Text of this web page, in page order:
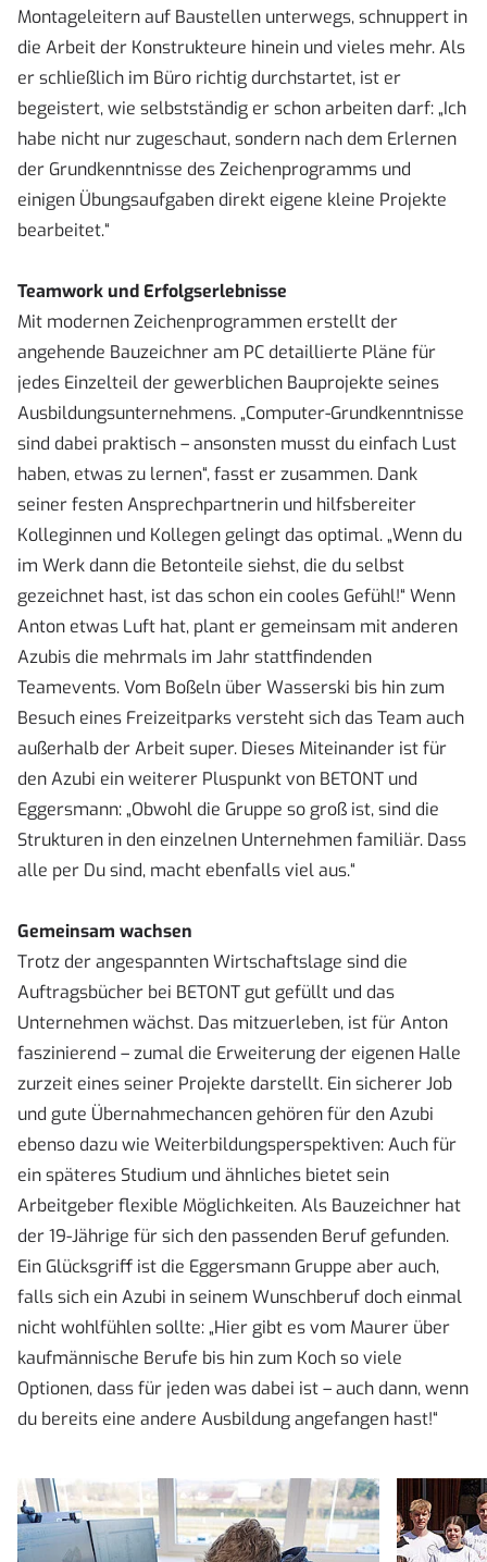
Montageleitern auf Baustellen unterwegs, schnuppert in
die Arbeit der Konstrukteure hinein und vieles mehr. Als
er schließlich im Büro richtig durchstartet, ist er
begeistert, wie selbstständig er schon arbeiten darf: „Ich
habe nicht nur zugeschaut, sondern nach dem Erlernen
der Grundkenntnisse des Zeichenprogramms und
einigen Übungsaufgaben direkt eigene kleine Projekte
bearbeitet.“
Teamwork und Erfolgserlebnisse
Mit modernen Zeichenprogrammen erstellt der
angehende Bauzeichner am PC detaillierte Pläne für
jedes Einzelteil der gewerblichen Bauprojekte seines
Ausbildungsunternehmens. „Computer-Grundkenntnisse
sind dabei praktisch – ansonsten musst du einfach Lust
haben, etwas zu lernen“, fasst er zusammen. Dank
seiner festen Ansprechpartnerin und hilfsbereiter
Kolleginnen und Kollegen gelingt das optimal. „Wenn du
im Werk dann die Betonteile siehst, die du selbst
gezeichnet hast, ist das schon ein cooles Gefühl!“ Wenn
Anton etwas Luft hat, plant er gemeinsam mit anderen
Azubis die mehrmals im Jahr stattfindenden
Teamevents. Vom Boßeln über Wasserski bis hin zum
Besuch eines Freizeitparks versteht sich das Team auch
außerhalb der Arbeit super. Dieses Miteinander ist für
den Azubi ein weiterer Pluspunkt von BETONT und
Eggersmann: „Obwohl die Gruppe so groß ist, sind die
Strukturen in den einzelnen Unternehmen familiär. Dass
alle per Du sind, macht ebenfalls viel aus.“
Gemeinsam wachsen
Trotz der angespannten Wirtschaftslage sind die
Auftragsbücher bei BETONT gut gefüllt und das
Unternehmen wächst. Das mitzuerleben, ist für Anton
faszinierend – zumal die Erweiterung der eigenen Halle
zurzeit eines seiner Projekte darstellt. Ein sicherer Job
und gute Übernahmechancen gehören für den Azubi
ebenso dazu wie Weiterbildungsperspektiven: Auch für
ein späteres Studium und ähnliches bietet sein
Arbeitgeber flexible Möglichkeiten. Als Bauzeichner hat
der 19-Jährige für sich den passenden Beruf gefunden.
Ein Glücksgriff ist die Eggersmann Gruppe aber auch,
falls sich ein Azubi in seinem Wunschberuf doch einmal
nicht wohlfühlen sollte: „Hier gibt es vom Maurer über
kaufmännische Berufe bis hin zum Koch so viele
Optionen, dass für jeden was dabei ist – auch dann, wenn
du bereits eine andere Ausbildung angefangen hast!“